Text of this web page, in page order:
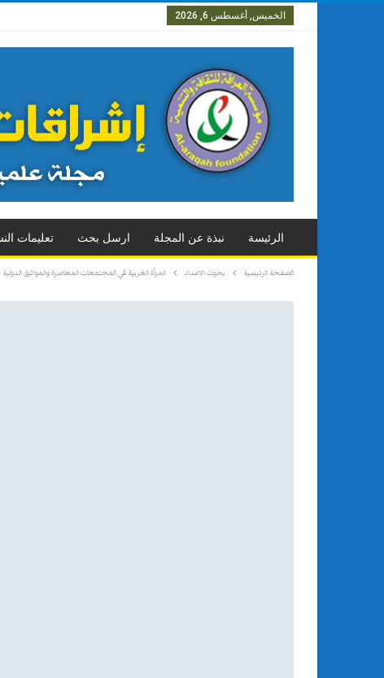
الخميس, أغسطس 6, 2026
الرئيسة نبذة عن المجلة ارسل بحث تعليمات
الصفحة الرئيسية بحوث الاعداد المرأة الغربية في المجتمعات المعاصرة والمواثيق الدولية